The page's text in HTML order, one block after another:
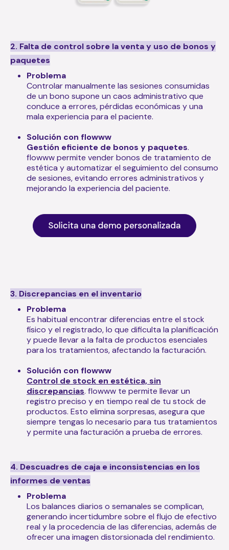
2. Falta de control sobre la venta y uso de bonos y
paquetes
Problema
Controlar manualmente las sesiones consumidas
de un bono supone un caos administrativo que
conduce a errores, pérdidas económicas y una
mala experiencia para el paciente.
Solución con flowww
Gestión eficiente de bonos y paquetes.
flowww permite vender bonos de tratamiento de
estética y automatizar el seguimiento del consumo
de sesiones, evitando errores administrativos y
mejorando la experiencia del paciente.
3. Discrepancias en el inventario
Problema
Es habitual encontrar diferencias entre el stock
físico y el registrado, lo que dificulta la planificación
y puede llevar a la falta de productos esenciales
para los tratamientos, afectando la facturación.
Solución con flowww
Control de stock en estética, sin
discrepancias. flowww te permite llevar un
registro preciso y en tiempo real de tu stock de
productos. Esto elimina sorpresas, asegura que
siempre tengas lo necesario para tus tratamientos
y permite una facturación a prueba de errores.
4. Descuadres de caja e inconsistencias en los
informes de ventas
Problema
Los balances diarios o semanales se complican,
generando incertidumbre sobre el flujo de efectivo
real y la procedencia de las diferencias, además de
ofrecer una imagen distorsionada del rendimiento.